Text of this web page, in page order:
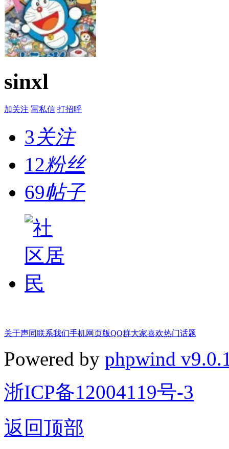
sinxl
加关注 写私信 打招呼
3关注
12粉丝
69帖子
关于声同联系我们手机网页版QQ群大家喜欢热门话题
Powered by phpwind
浙ICP备12004119号-3
返回顶部